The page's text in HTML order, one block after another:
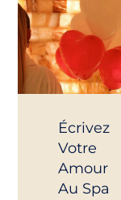
Écrivez
Votre
Amour
Au Spa